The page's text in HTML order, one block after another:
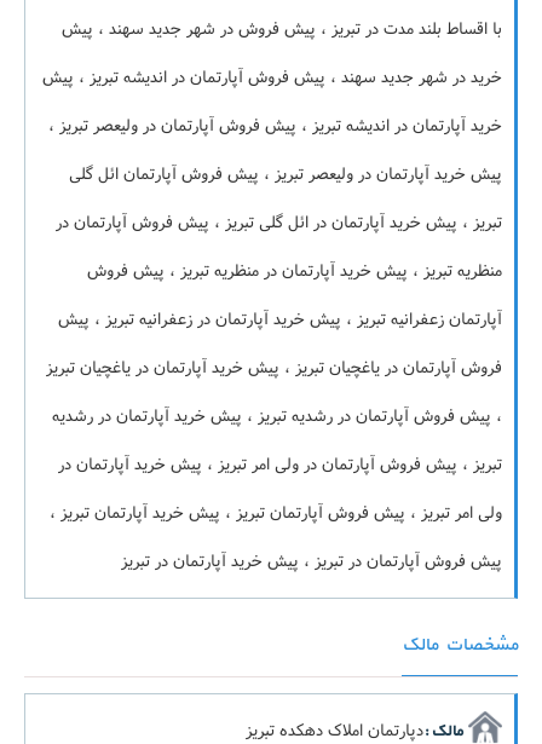
با اقساط بلند مدت در تبریز ، پیش فروش در شهر جدید سهند ، پیش
خرید در شهر جدید سهند ، پیش فروش آپارتمان در اندیشه تبریز ، پیش
خرید آپارتمان در اندیشه تبریز ، پیش فروش آپارتمان در ولیعصر تبریز ،
پیش خرید آپارتمان در ولیعصر تبریز ، پیش فروش آپارتمان ائل گلی
تبریز ، پیش خرید آپارتمان در ائل گلی تبریز ، پیش فروش آپارتمان در
منظریه تبریز ، پیش خرید آپارتمان در منظریه تبریز ، پیش فروش
آپارتمان زعفرانیه تبریز ، پیش خرید آپارتمان در زعفرانیه تبریز ، پیش
فروش آپارتمان در یاغچیان تبریز ، پیش خرید آپارتمان در یاغچیان تبریز
، پیش فروش آپارتمان در رشدیه تبریز ، پیش خرید آپارتمان در رشدیه
تبریز ، پیش فروش آپارتمان در ولی امر تبریز ، پیش خرید آپارتمان در
ولی امر تبریز ، پیش فروش آپارتمان تبریز ، پیش خرید آپارتمان تبریز ،
پیش فروش آپارتمان در تبریز ، پیش خرید آپارتمان در تبریز
مشخصات مالک
مالک :دپارتمان املاک دهکده تبریز